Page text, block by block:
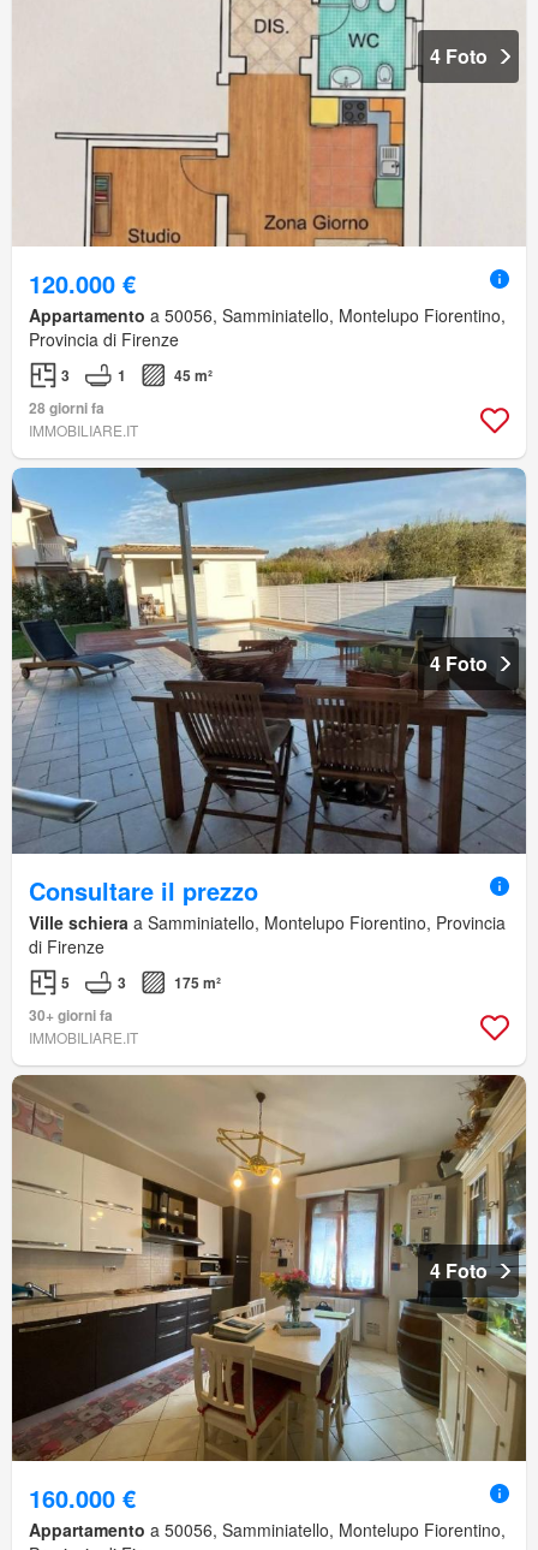
4 Foto
120.000 €
Appartamento a 50056, Samminiatello, Montelupo Fiorentino,
Provincia di Firenze
3 1
45 m²
28 giorni fa
IMMOBILIARE.IT
4 Foto
Consultare il prezzo
Ville schiera a Samminiatello, Montelupo Fiorentino, Provincia
di Firenze
5 3
175 m²
30+ giorni fa
IMMOBILIARE.IT
4 Foto
160.000 €
Appartamento a 50056, Samminiatello, Montelupo Fiorentino,